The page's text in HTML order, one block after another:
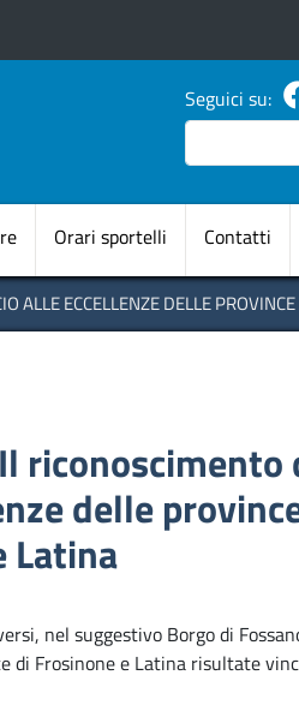
Seguici su:
Cerca
principale
Orari sportelli Contatti
ECCELLENZE DELLE
riconoscimento
delle
Latina
nel suggestivo Borgo di
di Frosinone e Latina risultate